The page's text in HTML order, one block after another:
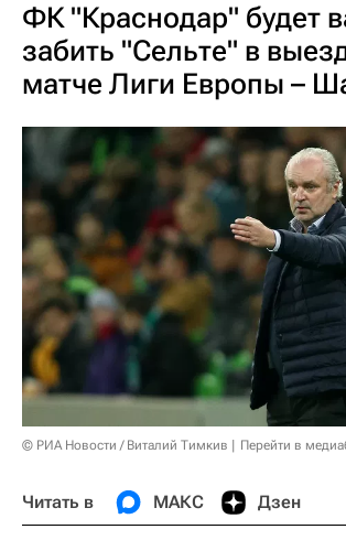
ФК "Краснодар" будет
забить "Сельте" в
матче Лиги Европы –
© РИА Новости / Виталий Тимкив Перейти в
Читать в МАКС Дзен